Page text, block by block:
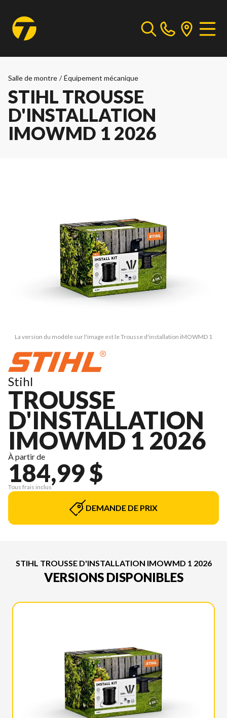
Salle de montre / Équipement mécanique
STIHL TROUSSE
D'INSTALLATION
IMOWMD 1 2026
La version du modèle sur l'image est le Trousse d'installation iMOWMD 1
Stihl
TROUSSE
D'INSTALLATION
IMOWMD 1 2026
À partir de
184,99 $
Tous frais inclus
DEMANDE DE PRIX
STIHL TROUSSE D'INSTALLATION IMOWMD 1 2026
VERSIONS DISPONIBLES